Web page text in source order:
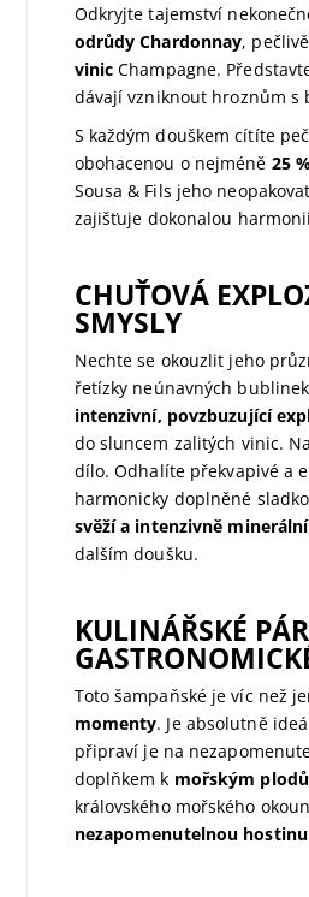
Odkryjte tajemství
odrůdy Chardonnay,
vinic Champagne.
dávají vzniknout hroznům s
S každým douškem cítíte
obohacenou o nejméně 25
Sousa & Fils jeho
zajišťuje dokonalou
CHUŤOVÁ
SMYSLY
Nechte se okouzlit jeho
řetízky neúnavných
intenzivní, povzbuzující
do sluncem zalitých vinic.
dílo. Odhalíte překvapivé a
harmonicky doplněné
svěží a intenzivně minerální
dalším doušku.
KULINÁŘSKÉ
Toto šampaňské je víc než
momenty. Je absolutně
připraví je na
doplňkem k mořským
královského mořského
nezapomenutelnou hostinu